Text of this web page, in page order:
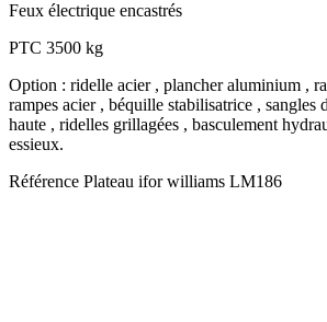
Feux électrique encastrés
PTC 3500 kg
Option : ridelle acier , plancher aluminium ,
rampes acier , béquille stabilisatrice , sangles
haute , ridelles grillagées , basculement
essieux.
Référence Plateau ifor williams LM186